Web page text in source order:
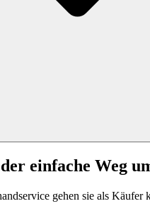
einfache Weg
gehen sie als